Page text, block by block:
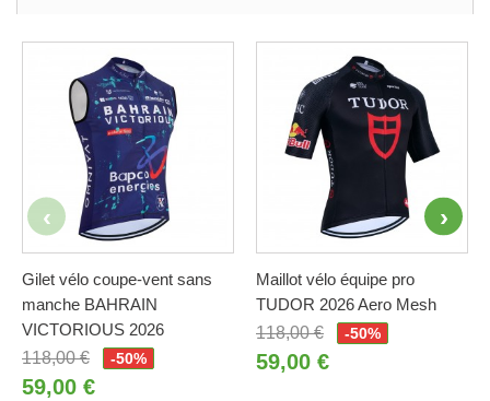
Gilet vélo coupe-vent sans
manche BAHRAIN
VICTORIOUS 2026
118,00 €
-50%
59,00 €
Maillot vélo équipe pro
TUDOR 2026 Aero Mesh
118,00 €
-50%
59,00 €